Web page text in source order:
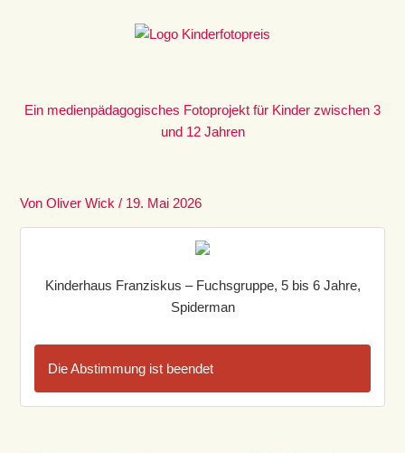
Ein medienpädagogisches Fotoprojekt für Kinder zwischen 3
und 12 Jahren
VonOliver Wick/ 19. Mai 2026
Kinderhaus Franziskus – Fuchsgruppe, 5 bis 6 Jahre,
Spiderman
Die Abstimmung ist beendet